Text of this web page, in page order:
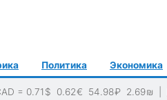
Политика Экономика
= 0.71 $ 0.62€ 54.98₽ 2.69₪